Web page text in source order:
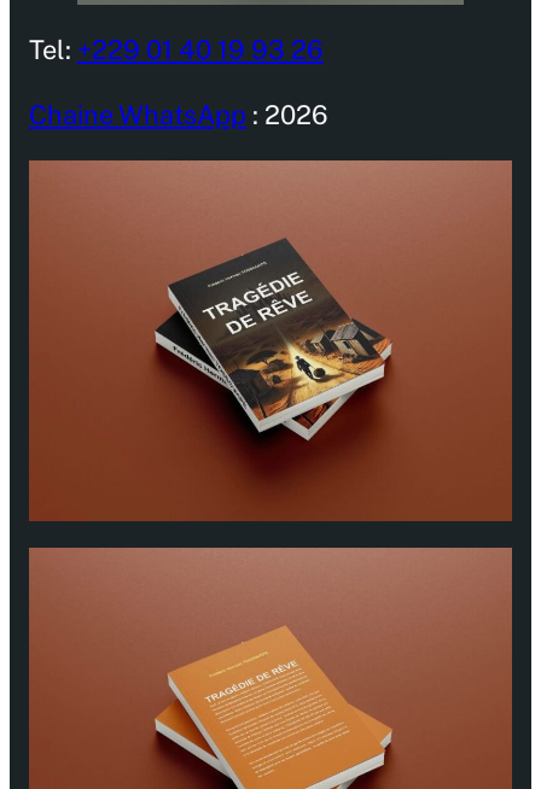
Tel: +229 01 40 19 93 26
Chaine WhatsApp : 2026